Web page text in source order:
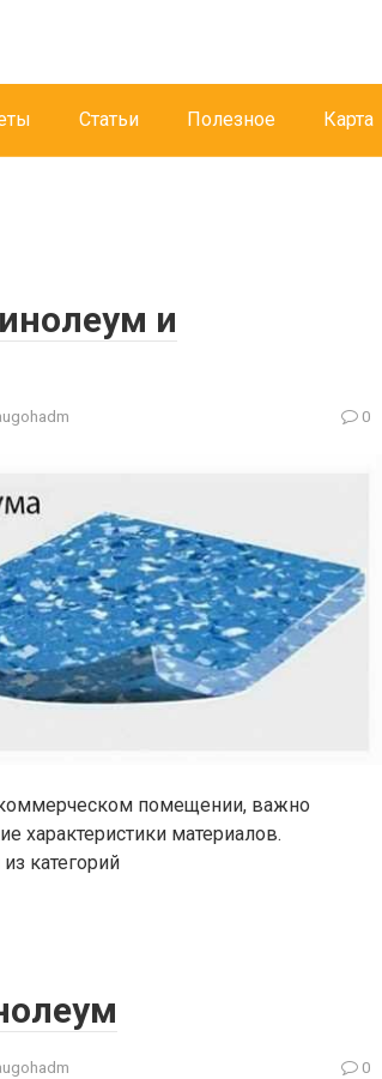
Статьи Полезное Карта
и
0
помещении, важно
характеристики материалов.
категорий
0